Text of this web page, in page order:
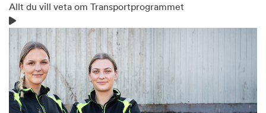
Allt du vill veta om Transportprogrammet